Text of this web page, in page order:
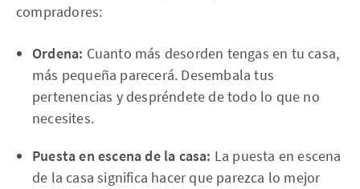
compradores:
Ordena: Cuanto más desorden tengas en tu casa,
más pequeña parecerá. Desembala tus
pertenencias y despréndete de todo lo que no
necesites.
Puesta en escena de la casa: La puesta en escena
de la casa significa hacer que parezca lo mejor